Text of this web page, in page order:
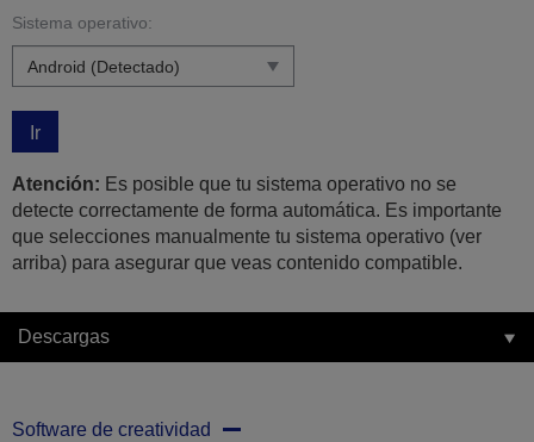
Sistema operativo:
Ir
Atención: Es posible que tu sistema operativo no se
detecte correctamente de forma automática. Es importante
que selecciones manualmente tu sistema operativo (ver
arriba) para asegurar que veas contenido compatible.
Descargas
Software de creatividad